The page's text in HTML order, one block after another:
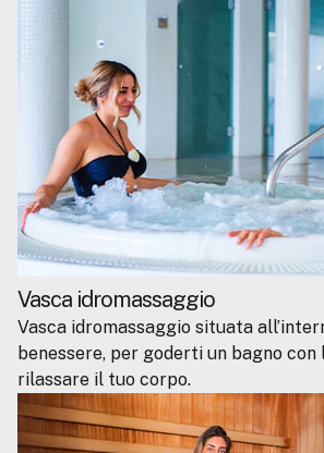
Vasca idromassaggio
Vasca idromassaggio situata
benessere, per goderti un bagno
rilassare il tuo corpo.